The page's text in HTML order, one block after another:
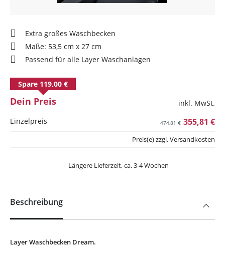
Extra großes Waschbecken
Maße: 53,5 cm x 27 cm
Passend für alle Layer Waschanlagen
Dein Preis
inkl. MwSt.
Einzelpreis
355,81 €
474,81 €
Spare 119,00 €
Längere Lieferzeit, ca. 3-4 Wochen
Preis(e) zzgl. Versandkosten
Beschreibung
Layer Waschbecken Dream.